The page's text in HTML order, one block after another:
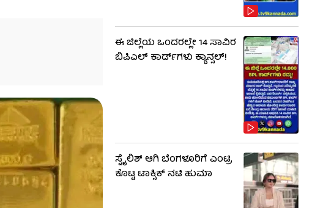
ಈ ಜಿಲ್ಲೆಯ ಒಂದರಲ್ಲೇ 14 ಸಾವಿರ
ಬಿಪಿಎಲ್​ ಕಾರ್ಡ್​ಗಳು ಕ್ಯಾನ್ಸಲ್!
ಸ್ಟೈಲಿಶ್ ಆಗಿ ಬೆಂಗಳೂರಿಗೆ ಎಂಟ್ರಿ
ಕೊಟ್ಟ ಟಾಕ್ಸಿಕ್ ನಟಿ ಹುಮಾ